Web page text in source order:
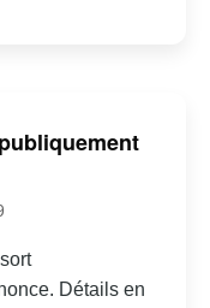
Détails en